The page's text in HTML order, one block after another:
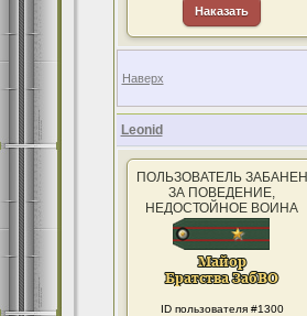
Наказать
Наверх
Leonid
ПОЛЬЗОВАТЕЛЬ ЗАБАНЕН
ЗА ПОВЕДЕНИЕ,
НЕДОСТОЙНОЕ ВОИНА
ID пользователя #1300